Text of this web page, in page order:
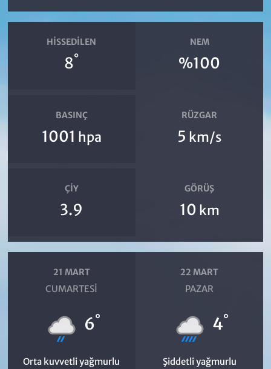
HISSEDILEN
8°
NEM
%100
BASINÇ
1001 hpa
RÜZGAR
5 km/s
ÇIY
3.9
GÖRÜŞ
10 km
21 MART
CUMARTESI
6°
Orta kuvvetli yağmurlu
22 MART
PAZAR
4°
Şiddetli yağmurlu